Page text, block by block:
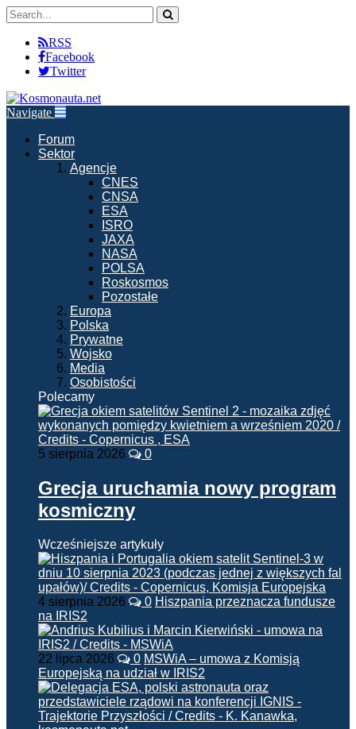
RSS
Facebook
Twitter
Navigate
Forum
Sektor
Agencje
CNES
CNSA
ESA
ISRO
JAXA
NASA
POLSA
Roskosmos
Pozostałe
Europa
Polska
Prywatne
Wojsko
Media
Osobistości
Polecamy
5 sierpnia 2026 0
Grecja uruchamia nowy program
kosmiczny
Wcześniejsze artykuły
4 sierpnia 2026 0 Hiszpania przeznacza fundusze
na IRIS2
22 lipca 2026 0 MSWiA – umowa z Komisją
Europejską na udział w IRIS2